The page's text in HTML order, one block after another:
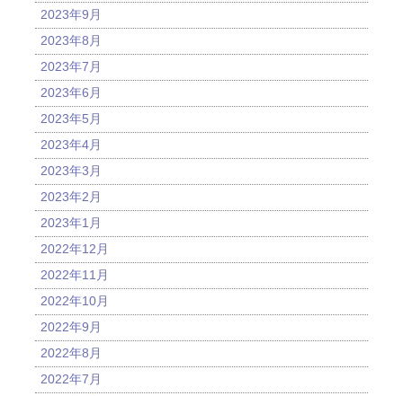
2023年9月
2023年8月
2023年7月
2023年6月
2023年5月
2023年4月
2023年3月
2023年2月
2023年1月
2022年12月
2022年11月
2022年10月
2022年9月
2022年8月
2022年7月